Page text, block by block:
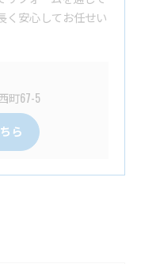
く安心してお任せい
町67-5
ら